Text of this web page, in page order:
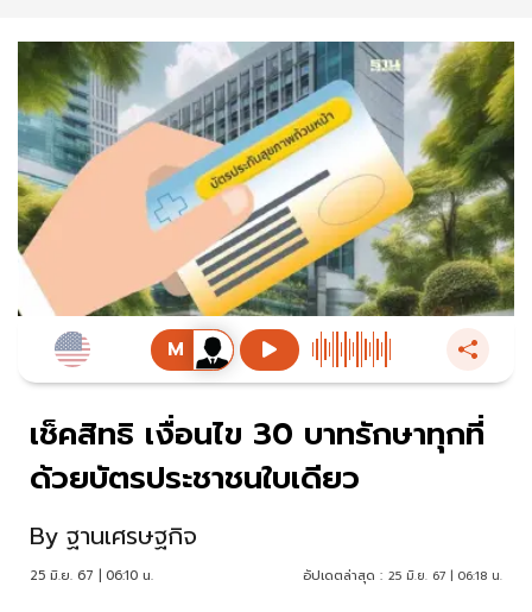
เช็คสิทธิ เงื่อนไข 30 บาทรักษาทุกที่
ด้วยบัตรประชาชนใบเดียว
By ฐานเศรษฐกิจ
25 มิ.ย. 67 | 06:10 น. อัปเดตล่าสุด : 25 มิ.ย. 67 | 06:18 น.